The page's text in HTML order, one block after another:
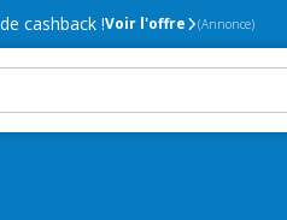
cashback !Voir l'offre (Annonce)